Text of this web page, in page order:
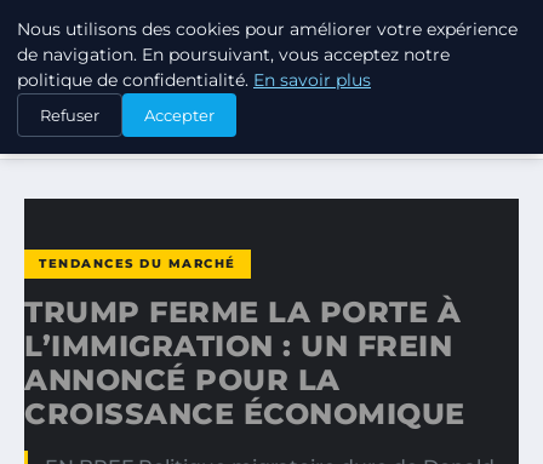
TUEZ-LES TOUS
ACCUEIL
TENDANCES DU MARCHÉ
TRUMP FERME LA PORTE À L’IMMIGRATION : UN FREIN…
TENDANCES DU MARCHÉ
TRUMP FERME LA PORTE À
L’IMMIGRATION : UN FREIN
ANNONCÉ POUR LA
CROISSANCE ÉCONOMIQUE
Nous utilisons des cookies pour améliorer votre expérience
de navigation. En poursuivant, vous acceptez notre
politique de confidentialité. En savoir plus
Refuser Accepter